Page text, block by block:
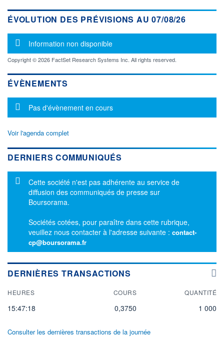
ÉVOLUTION DES PRÉVISIONS AU 07/08/26
Message d'information
Information non disponible
Copyright © 2026 FactSet Research Systems Inc. All rights reserved.
ÉVÈNEMENTS
Message d'information
Pas d'évènement en cours
Voir l'agenda complet
DERNIERS COMMUNIQUÉS
Message d'information
Cette société n'est pas adhérente au service de
diffusion des communiqués de presse sur
Boursorama.
Sociétés cotées, pour paraître dans cette rubrique,
veuillez nous contacter à l'adresse suivante : contact-
cp@boursorama.fr
DERNIÈRES TRANSACTIONS
HEURES COURS QUANTITÉ
15:47:18 0,3750 1 000
Consulter les dernières transactions de la journée